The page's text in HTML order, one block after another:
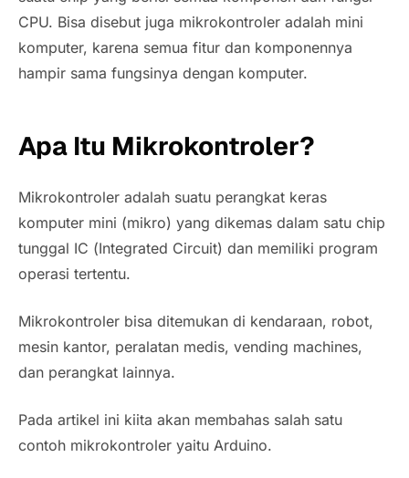
CPU. Bisa disebut juga mikrokontroler adalah mini
komputer, karena semua fitur dan komponennya
hampir sama fungsinya dengan komputer.
Apa Itu Mikrokontroler?
Mikrokontroler adalah suatu perangkat keras
komputer mini (mikro) yang dikemas dalam satu chip
tunggal IC (Integrated Circuit) dan memiliki program
operasi tertentu.
Mikrokontroler bisa ditemukan di kendaraan, robot,
mesin kantor, peralatan medis, vending machines,
dan perangkat lainnya.
Pada artikel ini kiita akan membahas salah satu
contoh mikrokontroler yaitu Arduino.